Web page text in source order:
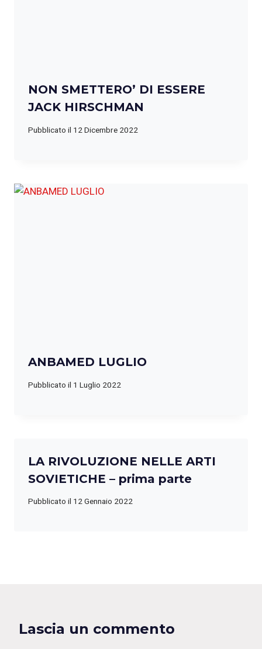
NON SMETTERO’ DI ESSERE
JACK HIRSCHMAN
Pubblicato il 12 Dicembre 2022
ANBAMED LUGLIO
Pubblicato il 1 Luglio 2022
LA RIVOLUZIONE NELLE ARTI
SOVIETICHE – prima parte
Pubblicato il 12 Gennaio 2022
Lascia un commento